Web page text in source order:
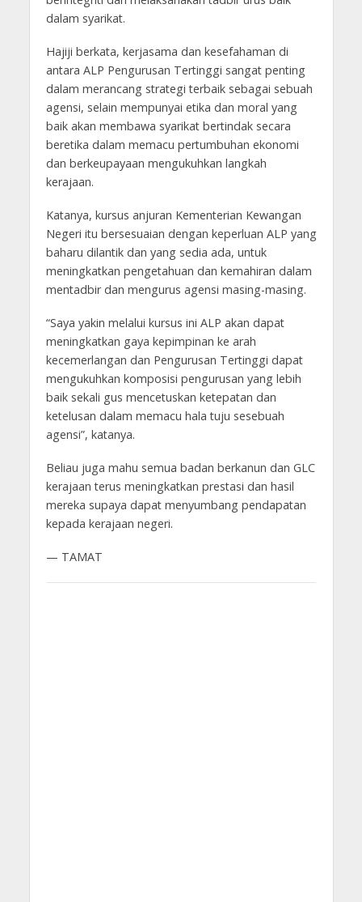
dalam syarikat.
Hajiji berkata, kerjasama dan kesefahaman di
antara ALP Pengurusan Tertinggi sangat penting
dalam merancang strategi terbaik sebagai sebuah
agensi, selain mempunyai etika dan moral yang
baik akan membawa syarikat bertindak secara
beretika dalam memacu pertumbuhan ekonomi
dan berkeupayaan mengukuhkan langkah
kerajaan.
Katanya, kursus anjuran Kementerian Kewangan
Negeri itu bersesuaian dengan keperluan ALP yang
baharu dilantik dan yang sedia ada, untuk
meningkatkan pengetahuan dan kemahiran dalam
mentadbir dan mengurus agensi masing-masing.
“Saya yakin melalui kursus ini ALP akan dapat
meningkatkan gaya kepimpinan ke arah
kecemerlangan dan Pengurusan Tertinggi dapat
mengukuhkan komposisi pengurusan yang lebih
baik sekali gus mencetuskan ketepatan dan
ketelusan dalam memacu hala tuju sesebuah
agensi”, katanya.
Beliau juga mahu semua badan berkanun dan GLC
kerajaan terus meningkatkan prestasi dan hasil
mereka supaya dapat menyumbang pendapatan
kepada kerajaan negeri.
— TAMAT